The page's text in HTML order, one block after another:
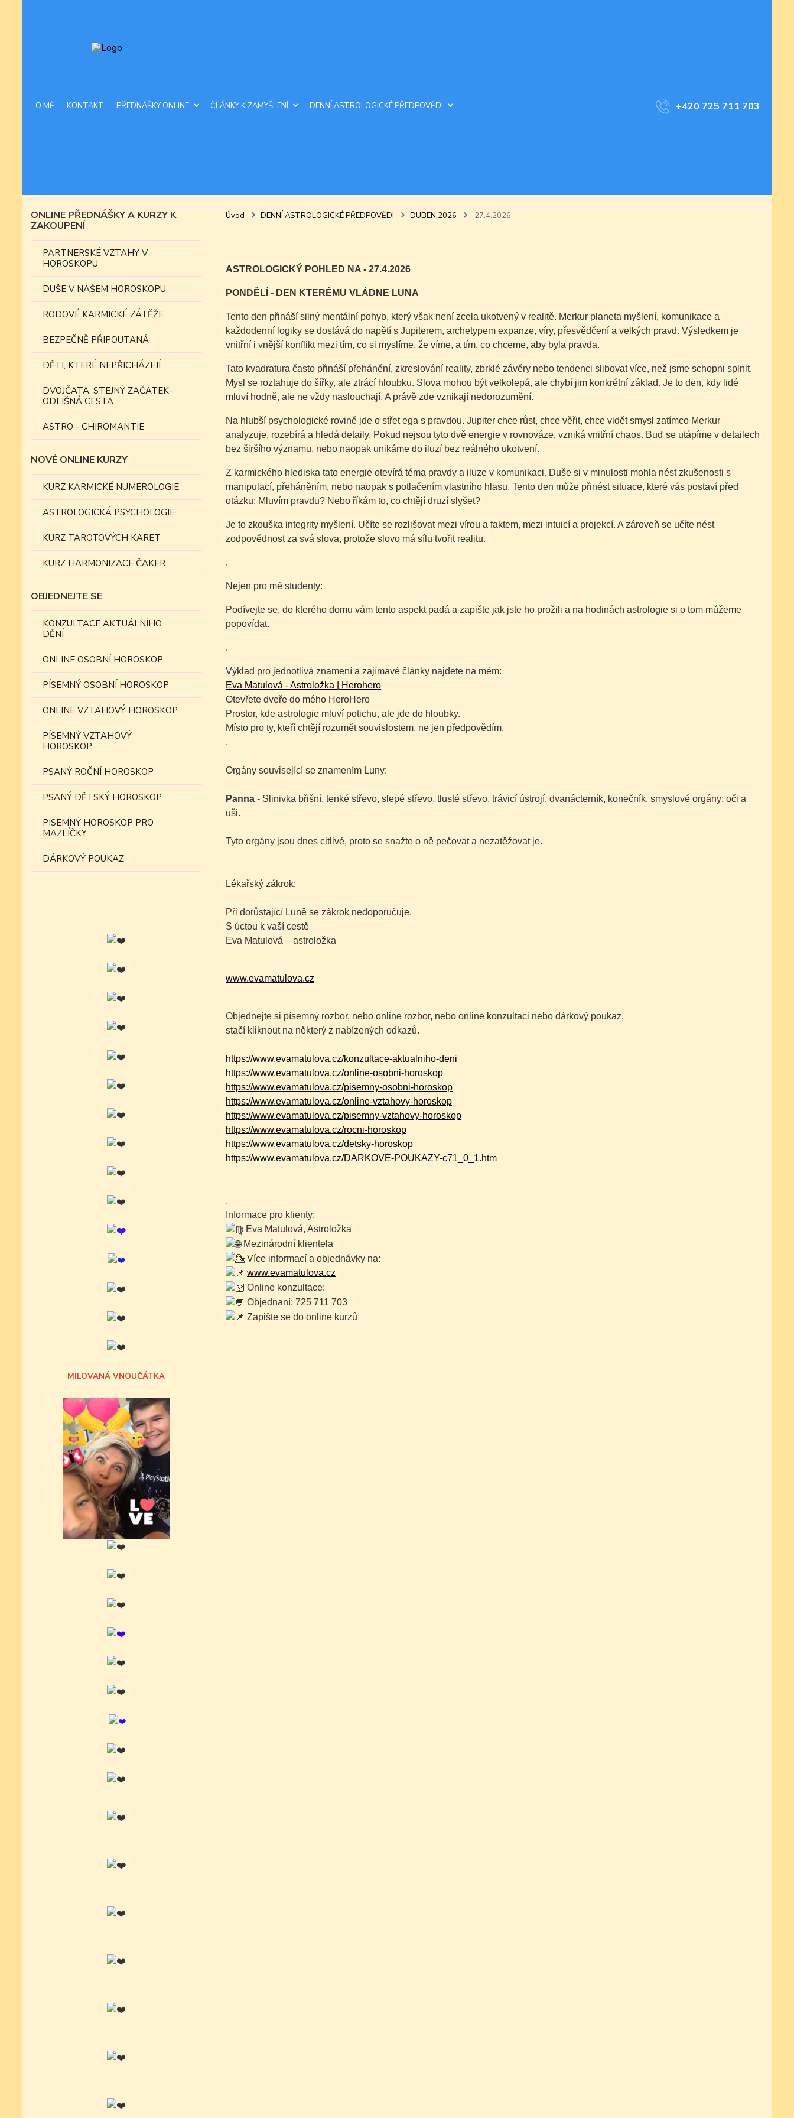
O MĚ KONTAKT PŘEDNÁŠKY ONLINE ČLÁNKY K ZAMYŠLENÍ DENNÍ ASTROLOGICKÉ PŘEDPOVĚDI +420 725 711 703
ONLINE PŘEDNÁŠKY A KURZY K
ZAKOUPENÍ
PARTNERSKÉ VZTAHY V
HOROSKOPU
DUŠE V NAŠEM HOROSKOPU
RODOVÉ KARMICKÉ ZÁTĚŽE
BEZPEČNĚ PŘIPOUTANÁ
DĚTI, KTERÉ NEPŘICHÁZEJÍ
DVOJČATA: STEJNÝ ZAČÁTEK-
ODLIŠNÁ CESTA
ASTRO - CHIROMANTIE
NOVÉ ONLINE KURZY
KURZ KARMICKÉ NUMEROLOGIE
ASTROLOGICKÁ PSYCHOLOGIE
KURZ TAROTOVÝCH KARET
KURZ HARMONIZACE ČAKER
OBJEDNEJTE SE
KONZULTACE AKTUÁLNÍHO
DĚNÍ
ONLINE OSOBNÍ HOROSKOP
PÍSEMNÝ OSOBNÍ HOROSKOP
ONLINE VZTAHOVÝ HOROSKOP
PÍSEMNÝ VZTAHOVÝ
HOROSKOP
PSANÝ ROČNÍ HOROSKOP
PSANÝ DĚTSKÝ HOROSKOP
PISEMNÝ HOROSKOP PRO
MAZLÍČKY
DÁRKOVÝ POUKAZ
MILOVANÁ VNOUČÁTKA
Úvod DENNÍ ASTROLOGICKÉ PŘEDPOVĚDI DUBEN 2026 27.4.2026
ASTROLOGICKÝ POHLED NA - 27.4.2026
PONDĚLÍ - DEN KTERÉMU VLÁDNE LUNA
Tento den přináší silný mentální pohyb, který však není zcela ukotvený v realitě. Merkur planeta myšlení, komunikace a
každodenní logiky se dostává do napětí s Jupiterem, archetypem expanze, víry, přesvědčení a velkých pravd. Výsledkem je
vnitřní i vnější konflikt mezi tím, co si myslíme, že víme, a tím, co chceme, aby byla pravda.
Tato kvadratura často přináší přehánění, zkreslování reality, zbrklé závěry nebo tendenci slibovat více, než jsme schopni splnit.
Mysl se roztahuje do šířky, ale ztrácí hloubku. Slova mohou být velkolepá, ale chybí jim konkrétní základ. Je to den, kdy lidé
mluví hodně, ale ne vždy naslouchají. A právě zde vznikají nedorozumění.
Na hlubší psychologické rovině jde o střet ega s pravdou. Jupiter chce růst, chce věřit, chce vidět smysl zatímco Merkur
analyzuje, rozebírá a hledá detaily. Pokud nejsou tyto dvě energie v rovnováze, vzniká vnitřní chaos. Buď se utápíme v detailech
bez širšího významu, nebo naopak unikáme do iluzí bez reálného ukotvení.
Z karmického hlediska tato energie otevírá téma pravdy a iluze v komunikaci. Duše si v minulosti mohla nést zkušenosti s
manipulací, přeháněním, nebo naopak s potlačením vlastního hlasu. Tento den může přinést situace, které vás postaví před
otázku: Mluvím pravdu? Nebo říkám to, co chtějí druzí slyšet?
Je to zkouška integrity myšlení. Učíte se rozlišovat mezi vírou a faktem, mezi intuicí a projekcí. A zároveň se učíte nést
zodpovědnost za svá slova, protože slovo má sílu tvořit realitu.
.
Nejen pro mé studenty:
Podívejte se, do kterého domu vám tento aspekt padá a zapište jak jste ho prožili a na hodinách astrologie si o tom můžeme
popovídat.
.
Výklad pro jednotlivá znamení a zajímavé články najdete na mém:
Eva Matulová - Astroložka | Herohero
Otevřete dveře do mého HeroHero
Prostor, kde astrologie mluví potichu, ale jde do hloubky.
Místo pro ty, kteří chtějí rozumět souvislostem, ne jen předpovědím.
.
Orgány související se znamením Luny:
Panna- Slinivka břišní, tenké střevo, slepé střevo, tlusté střevo, trávicí ústrojí, dvanácterník, konečník, smyslové orgány: oči a
uši.
Tyto orgány jsou dnes citlivé, proto se snažte o ně pečovat a nezatěžovat je.
Lékařský zákrok:
Při dorůstající Luně se zákrok nedoporučuje.
S úctou k vaší cestě
Eva Matulová – astroložka
www.evamatulova.cz
Objednejte si písemný rozbor, nebo online rozbor, nebo online konzultaci nebo dárkový poukaz,
stačí kliknout na některý z nabízených odkazů.
https://www.evamatulova.cz/konzultace-aktualniho-deni
https://www.evamatulova.cz/online-osobni-horoskop
https://www.evamatulova.cz/pisemny-osobni-horoskop
https://www.evamatulova.cz/online-vztahovy-horoskop
https://www.evamatulova.cz/pisemny-vztahovy-horoskop
https://www.evamatulova.cz/rocni-horoskop
https://www.evamatulova.cz/detsky-horoskop
https://www.evamatulova.cz/DARKOVE-POUKAZY-c71_0_1.htm
.
Informace pro klienty:
Eva Matulová, Astroložka
Mezinárodní klientela
Více informací a objednávky na:
www.evamatulova.cz
Online konzultace:
Objednaní: 725 711 703
Zapište se do online kurzů